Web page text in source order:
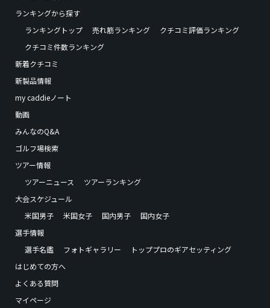
ランキングから探す
ランキングトップ
売れ筋ランキング
クチコミ評価ランキング
クチコミ件数ランキング
新着クチコミ
新製品情報
my caddieノート
動画
みんなのQ&A
ゴルフ場検索
ツアー情報
ツアーニュース
ツアーランキング
大会スケジュール
米国男子
米国女子 国内男子
国内女子
選手情報
選手名鑑
フォトギャラリー
トッププロのギアセッティング
はじめての方へ
よくある質問
マイページ